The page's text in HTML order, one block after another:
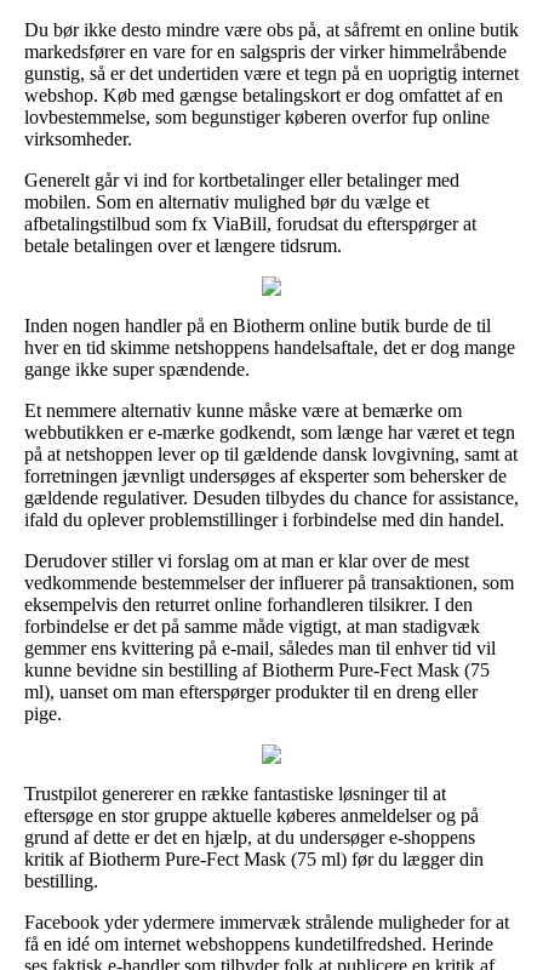
Du bør ikke desto mindre være obs på, at såfremt en online butik
markedsfører en vare for en salgspris der virker himmelråbende
gunstig, så er det undertiden være et tegn på en uoprigtig internet
webshop. Køb med gængse betalingskort er dog omfattet af en
lovbestemmelse, som begunstiger køberen overfor fup online
virksomheder.
Generelt går vi ind for kortbetalinger eller betalinger med
mobilen. Som en alternativ mulighed bør du vælge et
afbetalingstilbud som fx ViaBill, forudsat du efterspørger at
betale betalingen over et længere tidsrum.
Inden nogen handler på en Biotherm online butik burde de til
hver en tid skimme netshoppens handelsaftale, det er dog mange
gange ikke super spændende.
Et nemmere alternativ kunne måske være at bemærke om
webbutikken er e-mærke godkendt, som længe har været et tegn
på at netshoppen lever op til gældende dansk lovgivning, samt at
forretningen jævnligt undersøges af eksperter som behersker de
gældende regulativer. Desuden tilbydes du chance for assistance,
ifald du oplever problemstillinger i forbindelse med din handel.
Derudover stiller vi forslag om at man er klar over de mest
vedkommende bestemmelser der influerer på transaktionen, som
eksempelvis den returret online forhandleren tilsikrer. I den
forbindelse er det på samme måde vigtigt, at man stadigvæk
gemmer ens kvittering på e-mail, således man til enhver tid vil
kunne bevidne sin bestilling af Biotherm Pure-Fect Mask (75
ml), uanset om man efterspørger produkter til en dreng eller
pige.
Trustpilot genererer en række fantastiske løsninger til at
eftersøge en stor gruppe aktuelle køberes anmeldelser og på
grund af dette er det en hjælp, at du undersøger e-shoppens
kritik af Biotherm Pure-Fect Mask (75 ml) før du lægger din
bestilling.
Facebook yder ydermere immervæk strålende muligheder for at
få en idé om internet webshoppens kundetilfredshed. Herinde
ses faktisk e-handler som tilbyder folk at publicere en kritik af